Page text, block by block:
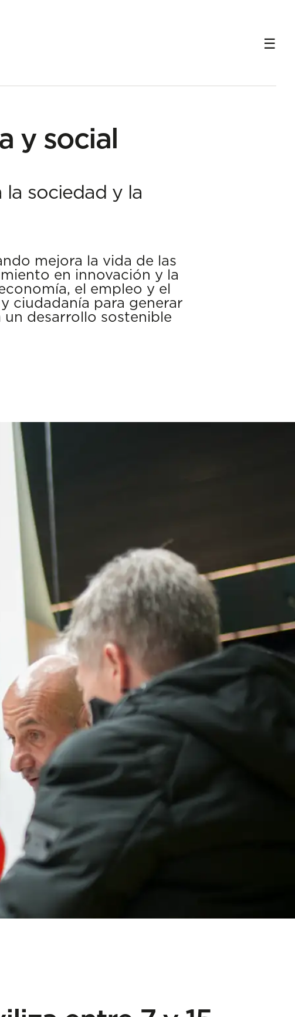
y social
sociedad y la
mejora la vida de las
en innovación y la
el empleo y el
ciudadanía para generar
desarrollo sostenible